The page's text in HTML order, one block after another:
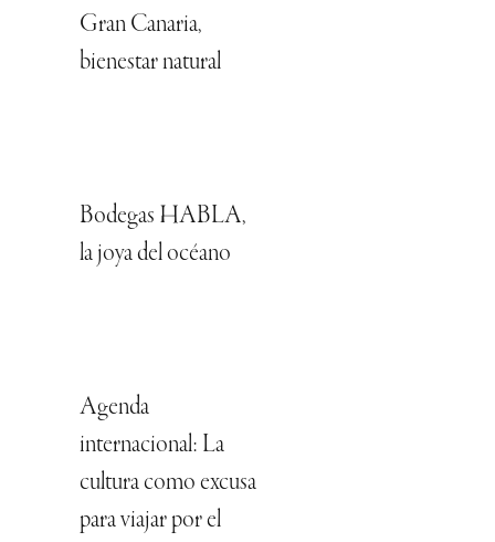
Gran Canaria,
bienestar natural
Bodegas HABLA,
la joya del océano
Agenda
internacional: La
cultura como excusa
para viajar por el